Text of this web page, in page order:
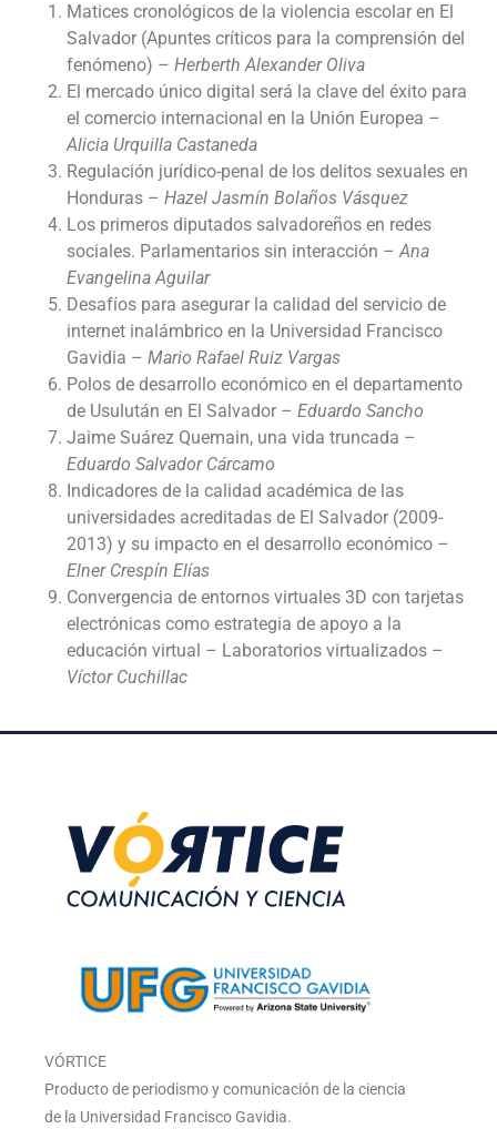
Matices cronológicos de la violencia escolar en El
Salvador (Apuntes críticos para la comprensión del
fenómeno) – Herberth Alexander Oliva
El mercado único digital será la clave del éxito para
el comercio internacional en la Unión Europea –
Alicia Urquilla Castaneda
Regulación jurídico-penal de los delitos sexuales en
Honduras – Hazel Jasmín Bolaños Vásquez
Los primeros diputados salvadoreños en redes
sociales. Parlamentarios sin interacción –Ana
Evangelina Aguilar
Desafíos para asegurar la calidad del servicio de
internet inalámbrico en la Universidad Francisco
Gavidia – Mario Rafael Ruiz Vargas
Polos de desarrollo económico en el departamento
de Usulután en El Salvador – Eduardo Sancho
Jaime Suárez Quemain, una vida truncada –
Eduardo Salvador Cárcamo
Indicadores de la calidad académica de las
universidades acreditadas de El Salvador (2009-
2013) y su impacto en el desarrollo económico –
Elner Crespín Elías
Convergencia de entornos virtuales 3D con tarjetas
electrónicas como estrategia de apoyo a la
educación virtual – Laboratorios virtualizados –
Víctor Cuchillac
VÓRTICE
Producto de periodismo y comunicación de la ciencia
de la Universidad Francisco Gavidia.